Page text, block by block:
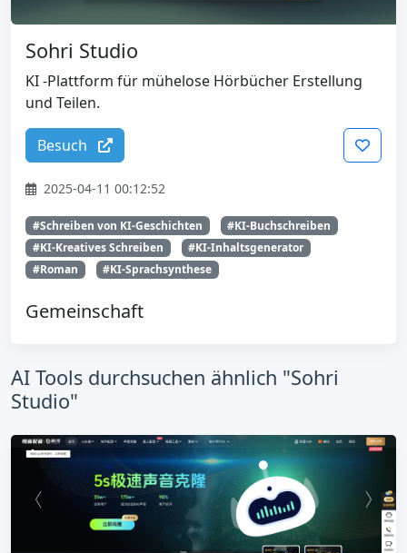
Sohri Studio
KI -Plattform für mühelose Hörbücher Erstellung
und Teilen.
Besuch
2025-04-11 00:12:52
#Schreiben von KI-Geschichten
#KI-Buchschreiben
#KI-Kreatives Schreiben
#KI-Inhaltsgenerator
#Roman
#KI-Sprachsynthese
Gemeinschaft
AI Tools durchsuchen ähnlich "Sohri
Studio"